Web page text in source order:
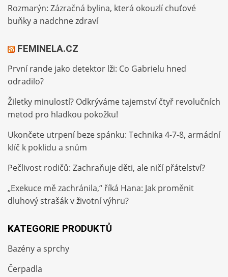
Rozmarýn: Zázračná bylina, která okouzlí chuťové
buňky a nadchne zdraví
FEMINELA.CZ
První rande jako detektor lži: Co Gabrielu hned
odradilo?
Žiletky minulostí? Odkrýváme tajemství čtyř revolučních
metod pro hladkou pokožku!
Ukončete utrpení beze spánku: Technika 4-7-8, armádní
klíč k poklidu a snům
Pečlivost rodičů: Zachraňuje děti, ale ničí přátelství?
„Exekuce mě zachránila,“ říká Hana: Jak proměnit
dluhový strašák v životní výhru?
KATEGORIE PRODUKTŮ
Bazény a sprchy
Čerpadla